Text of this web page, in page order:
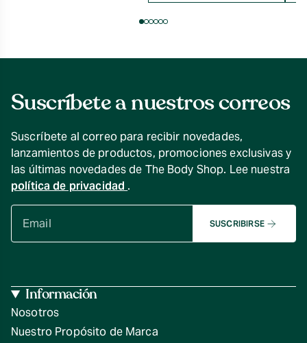
Suscríbete a nuestros correos
Suscríbete al correo para recibir novedades,
lanzamientos de productos, promociones exclusivas y
las últimas novedades de The Body Shop. Lee nuestra
política de privacidad .
SUSCRIBIRSE
Información
Nosotros
Nuestro Propósito de Marca